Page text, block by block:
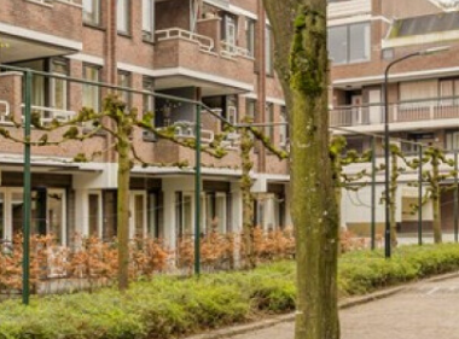
van AppartementApeldoorn?
bemiddelingsvergoeding?
vragen